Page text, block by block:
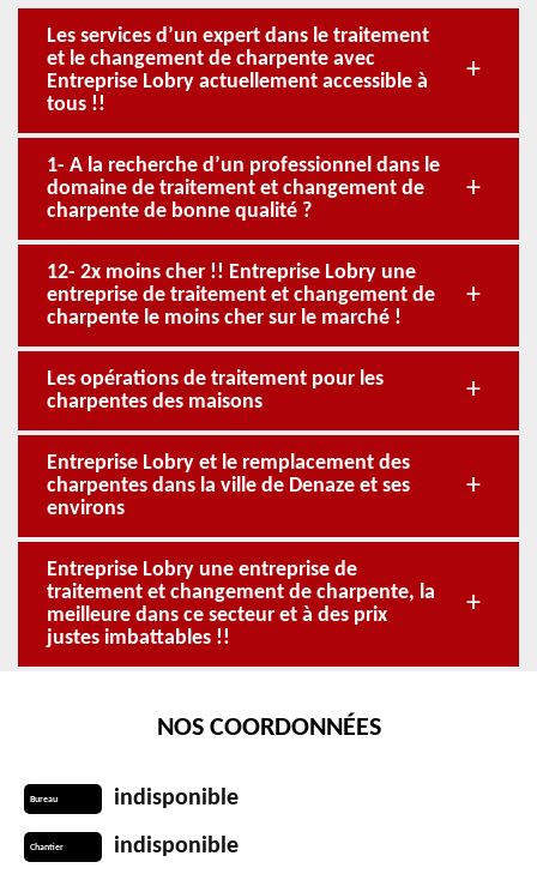
Les services d’un expert dans le traitement
et le changement de charpente avec
Entreprise Lobry actuellement accessible à
tous !!
1- A la recherche d’un professionnel dans le
domaine de traitement et changement de
charpente de bonne qualité ?
12- 2x moins cher !! Entreprise Lobry une
entreprise de traitement et changement de
charpente le moins cher sur le marché !
Les opérations de traitement pour les
charpentes des maisons
Entreprise Lobry et le remplacement des
charpentes dans la ville de Denaze et ses
environs
Entreprise Lobry une entreprise de
traitement et changement de charpente, la
meilleure dans ce secteur et à des prix
justes imbattables !!
NOS COORDONNÉES
Bureau indisponible
Chantier indisponible